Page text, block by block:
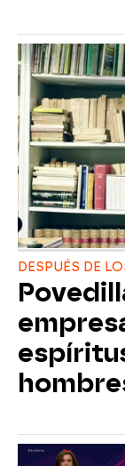
DESPUÉS DE